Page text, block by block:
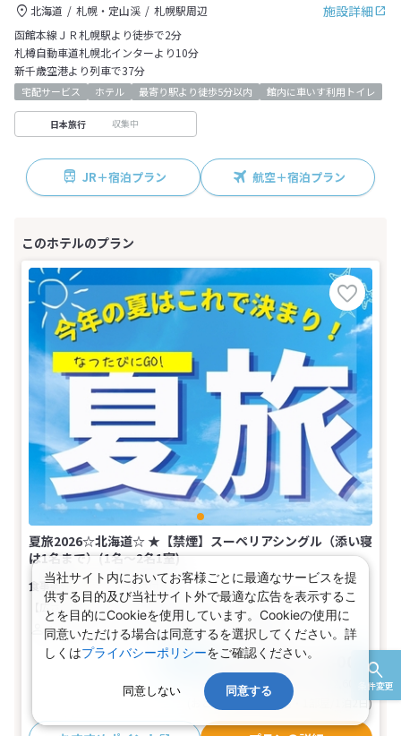
条件変更
施設詳細
北海道 札幌・定山渓
札幌駅周辺
函館本線ＪＲ札幌駅より徒歩で2分
札樽自動車道札幌北インターより10分
新千歳空港より列車で37分
宅配サービス ホテル 最寄り駅より徒歩5分以内 館内に車いす利用トイレ
日本旅行 収集中
JR＋宿泊プラン 航空＋宿泊プラン
夏旅2026☆北海道☆ ★【禁煙】スーペリアシングル（添い寝
は1名まで）(1名～2名1室)
朝食付き
【広さ】17平米
【ベッド】幅140cm×長さ195cm（1台）
1～2名
シングル バス トイレ 禁煙
おとな1名 税込6,300～21,300円
旅行代金合計 12,600〜42,600 円
(おとな2名 こども0名・1部屋/1泊2日)
当社サイト内においてお客様ごとに最適なサービスを提
供する目的及び当社サイト外で最適な広告を表示するこ
とを目的にCookieを使用しています。Cookieの使用に
同意いただける場合は同意するを選択してください。詳
しくはプライバシーポリシーをご確認ください。
同意しない 同意する